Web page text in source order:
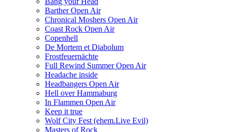
Barther Open Air
Chronical Moshers Open Air
Coast Rock Open Air
Copenhell
De Mortem et Diabolum
Frostfeuernächte
Full Rewind Summer Open Air
Headache inside
Headbangers Open Air
Hell over Hammaburg
In Flammen Open Air
Keep it true
Wolf City Fest (ehem.Live Evil)
Masters of Rock